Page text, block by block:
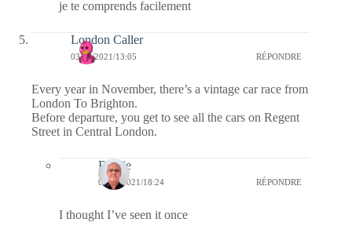
je te comprends facilement
London Caller
03/09/2021/13:05 RÉPONDRE
Every year in November, there’s a vintage car race from
London To Brighton.
Before departure, you get to see all the cars on Regent
Street in Central London.
Bernie
07/09/2021/18:24 RÉPONDRE
I thought I’ve seen it once